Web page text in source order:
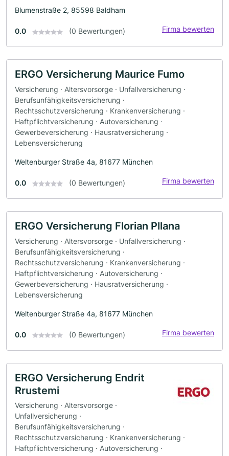
Blumenstraße 2, 85598 Baldham
0.0 (0 Bewertungen) Firma bewerten
ERGO Versicherung Maurice Fumo
Versicherung · Altersvorsorge · Unfallversicherung ·
Berufsunfähigkeitsversicherung ·
Rechtsschutzversicherung · Krankenversicherung ·
Haftpflichtversicherung · Autoversicherung ·
Gewerbeversicherung · Hausratversicherung ·
Lebensversicherung
Weltenburger Straße 4a, 81677 München
0.0 (0 Bewertungen) Firma bewerten
ERGO Versicherung Florian Pllana
Versicherung · Altersvorsorge · Unfallversicherung ·
Berufsunfähigkeitsversicherung ·
Rechtsschutzversicherung · Krankenversicherung ·
Haftpflichtversicherung · Autoversicherung ·
Gewerbeversicherung · Hausratversicherung ·
Lebensversicherung
Weltenburger Straße 4a, 81677 München
0.0 (0 Bewertungen) Firma bewerten
ERGO Versicherung Endrit
Rrustemi
Versicherung · Altersvorsorge ·
Unfallversicherung ·
Berufsunfähigkeitsversicherung ·
Rechtsschutzversicherung · Krankenversicherung ·
Haftpflichtversicherung · Autoversicherung ·